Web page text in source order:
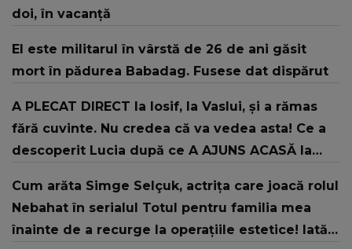
doi, în vacanță
El este militarul în vârstă de 26 de ani găsit
mort în pădurea Babadag. Fusese dat dispărut
A PLECAT DIRECT la Iosif, la Vaslui, și a rămas
fără cuvinte. Nu credea că va vedea asta! Ce a
descoperit Lucia după ce A AJUNS ACASĂ la
că..."
Cum arăta Simge Selçuk, actrița care joacă rolul
Nebahat în serialul Totul pentru familia mea
înainte de a recurge la operațiile estetice! Iată